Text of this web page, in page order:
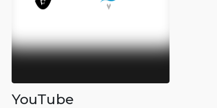
YouTube